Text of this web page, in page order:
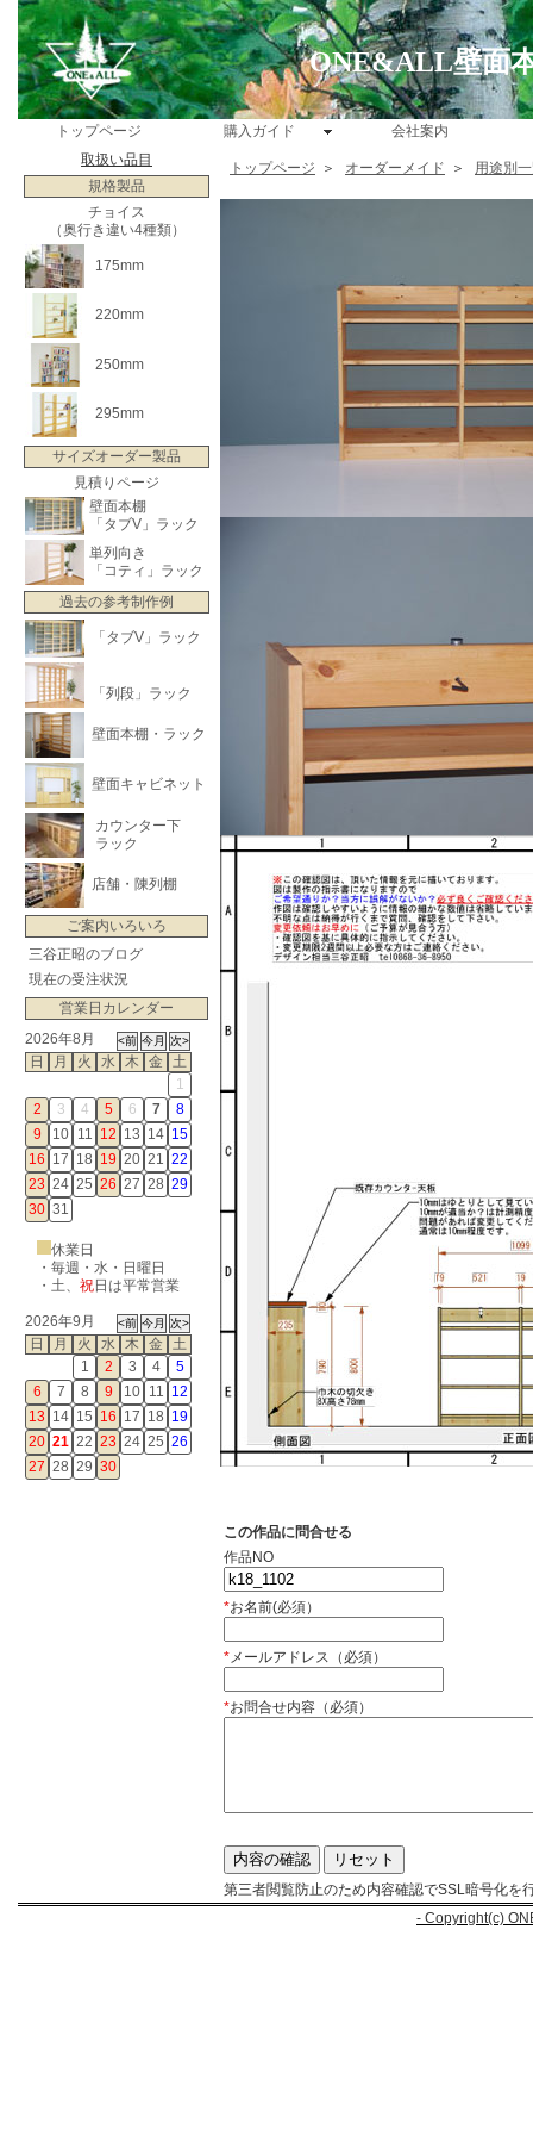
ONE&ALL壁面
トップページ 購入ガイド
会社案内
取扱い品目
規格製品
チョイス
（奥行き違い4種類）
175mm
220mm
250mm
295mm
サイズオーダー製品
見積りページ
壁面本棚
「タブV」ラック
単列向き
「コティ」ラック
過去の参考制作例
「タブV」ラック
「列段」ラック
壁面本棚・ラック
壁面キャビネット
カウンター下
ラック
店舗・陳列棚
ご案内いろいろ
三谷正昭のブログ
現在の受注状況
営業日カレンダー
2026年8月
日
月 火 水 木 金
土
1
2
3 4 5 6 7
8
9
10 11 12 13 14 15
16 17 18 19 20 21 22
23 24 25 26 27 28 29
30 31
休業日
・毎週・水・日曜日
・ 土、 祝日は平常営業
2026年9月
日
月 火 水 木 金
土
1
2 3 4
5
6
7 8 9 10 11 12
13 14 15 16 17 18 19
20 21 22 23 24 25 26
27 28 29 30
トップページ ＞ オーダーメイド ＞ 用途別
この作品に問合せる
作品NO
*お名前(必須）
*メールアドレス（必須）
*お問合せ内容（必須）
第三者閲覧防止のため内容確認でSSL暗号化を
- Copyright(c)